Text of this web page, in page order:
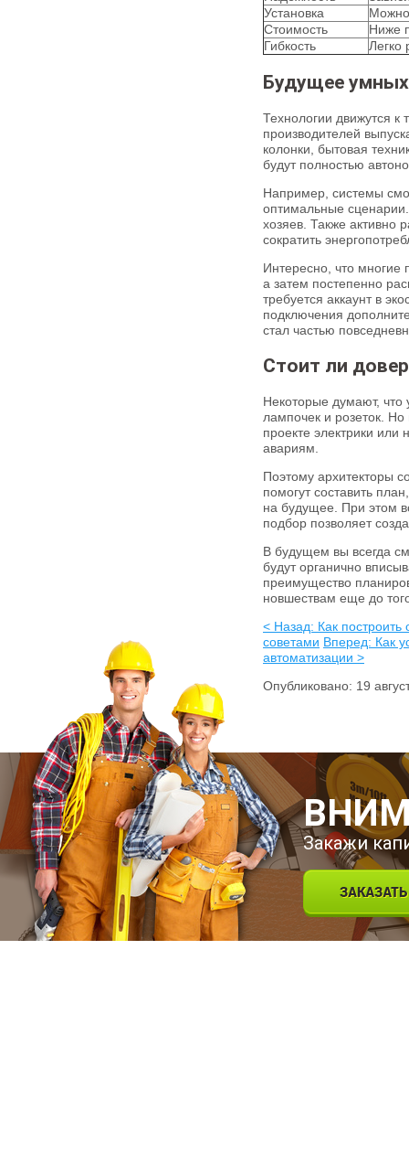
Установка
Можно
Стоимость
Ниже
Гибкость
Легко
Будущее
Технологии движутся
производителей
колонки, бытовая
будут полностью
Например, системы
оптимальные
хозяев. Также активно
сократить
Интересно, что многие
а затем постепенно
требуется аккаунт в
подключения
стал частью
Стоит ли
Некоторые думают,
лампочек и розеток.
проекте электрики или
авариям.
Поэтому архитекторы
помогут составить
на будущее. При этом
подбор позволяет
В будущем вы всегда
будут органично
преимущество
новшествам еще до
< Назад: Как построить
советами Вперед: Как
автоматизации >
Опубликовано: 19
Закажи